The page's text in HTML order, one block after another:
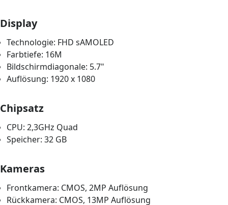
Display
Technologie: FHD sAMOLED
Farbtiefe: 16M
Bildschirmdiagonale: 5.7"
Auflösung: 1920 x 1080
Chipsatz
CPU: 2,3GHz Quad
Speicher: 32 GB
Kameras
Frontkamera: CMOS, 2MP Auflösung
Rückkamera: CMOS, 13MP Auflösung